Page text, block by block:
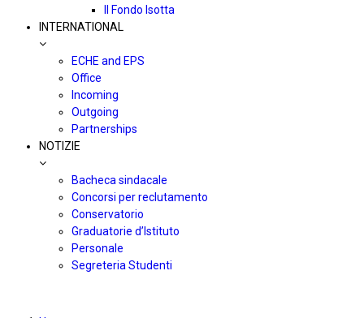
Il Fondo Isotta
INTERNATIONAL
ECHE and EPS
Office
Incoming
Outgoing
Partnerships
NOTIZIE
Bacheca sindacale
Concorsi per reclutamento
Conservatorio
Graduatorie d’Istituto
Personale
Segreteria Studenti